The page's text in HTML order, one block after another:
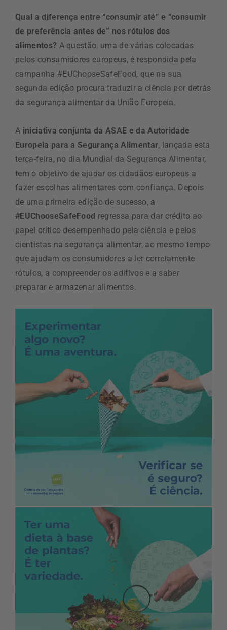
Qual a diferença entre “consumir até” e “consumir
de preferência antes de” nos rótulos dos
alimentos? A questão, uma de várias colocadas
pelos consumidores europeus, é respondida pela
campanha #EUChooseSafeFood, que na sua
segunda edição procura traduzir a ciência por detrás
da segurança alimentar da União Europeia.
A iniciativa conjunta da ASAE e da Autoridade
Europeia para a Segurança Alimentar, lançada esta
terça-feira, no dia Mundial da Segurança Alimentar,
tem o objetivo de ajudar os cidadãos europeus a
fazer escolhas alimentares com confiança. Depois
de uma primeira edição de sucesso,a
#EUChooseSafeFood regressa para dar crédito ao
papel crítico desempenhado pela ciência e pelos
cientistas na segurança alimentar, ao mesmo tempo
que ajudam os consumidores a ler corretamente
rótulos, a compreender os aditivos e a saber
preparar e armazenar alimentos.